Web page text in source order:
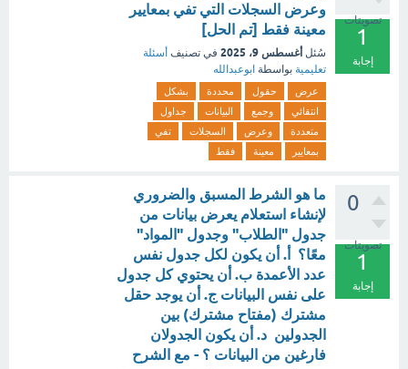
تصويتات
1
إجابة
وعرض السجلات التي تفي بمعايير
معينة فقط [تم الحل]
سُئل أغسطس 9، 2025 في تصنيف أسئلة
تعليمية بواسطة ابوعبدالله
عرض حقول محددة
بشكل
انتقائي
وجمع البيانات
جداول
متعددة
وعرض السجلات
تفي
بمعايير
معينة فقط
0
تصويتات
1
إجابة
ما هو الشرط المسبق والضروري
لإنشاء استعلام يعرض بيانات من
جدول "الطلاب" وجدول "المواد"
معًا؟ أ. أن يكون لكل جدول نفس
عدد الأعمدة ب. أن يحتوي كل جدول
على نفس البيانات ج. أن يوجد حقل
مشترك (مفتاح مشترك) بين
الجدولين د. أن يكون الجدولان
فارغين من البيانات ؟ - مع الشرح